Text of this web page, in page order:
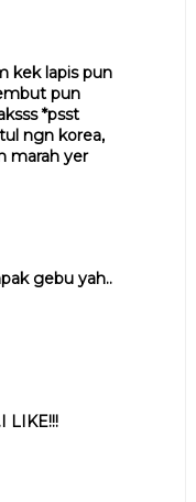
kek lapis pun
pun
*psst
ngn korea,
marah yer
gebu yah..
LIKE!!!